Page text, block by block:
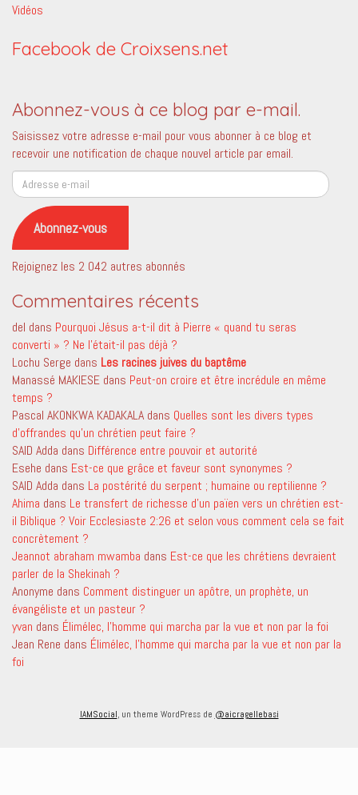
Vidéos
Facebook de Croixsens.net
Abonnez-vous à ce blog par e-mail.
Saisissez votre adresse e-mail pour vous abonner à ce blog et
recevoir une notification de chaque nouvel article par email.
Adresse
e-
mail
Abonnez-vous
Rejoignez les 2 042 autres abonnés
Commentaires récents
del dans Pourquoi Jésus a-t-il dit à Pierre « quand tu seras
converti » ? Ne l’était-il pas déjà ?
Lochu Serge dans Les racines juives du baptême
Manassé MAKIESE dans Peut-on croire et être incrédule en même
temps ?
Pascal AKONKWA KADAKALA dans Quelles sont les divers types
d’offrandes qu’un chrétien peut faire ?
SAID Adda dans Différence entre pouvoir et autorité
Esehe dans Est-ce que grâce et faveur sont synonymes ?
SAID Adda dans La postérité du serpent ; humaine ou reptilienne ?
Ahima dans Le transfert de richesse d’un païen vers un chrétien est-
il Biblique ? Voir Ecclesiaste 2:26 et selon vous comment cela se fait
concrètement ?
Jeannot abraham mwamba dans Est-ce que les chrétiens devraient
parler de la Shekinah ?
Anonyme dans Comment distinguer un apôtre, un prophète, un
évangéliste et un pasteur ?
yvan dans Élimélec, l’homme qui marcha par la vue et non par la foi
Jean Rene dans Élimélec, l’homme qui marcha par la vue et non par la
foi
IAMSocial , un theme WordPress de @aicragellebasi